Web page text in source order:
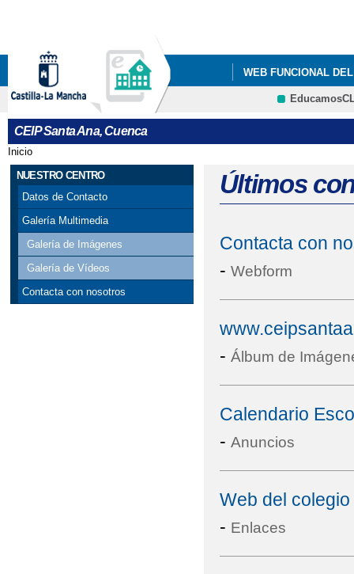
WEB FUNCIONAL
QUÉ HACEMOS
CEIP Santa Ana, Cuenca
Se encuentra usted aquí
Inicio
NUESTRO CENTRO
Datos de Contacto
Galería Multimedia
Galería de Imágenes
Galería de Vídeos
Contacta con nosotros
Últimos
Contacta con
- Webform
- Álbum de
Calendario
- Anuncios
Web del colegio
- Enlaces